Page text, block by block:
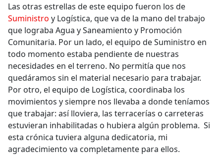
Las otras estrellas de este equipo fueron los de
Suministro y Logística, que va de la mano del trabajo
que lograba Agua y Saneamiento y Promoción
Comunitaria. Por un lado, el equipo de Suministro en
todo momento estaba pendiente de nuestras
necesidades en el terreno. No permitía que nos
quedáramos sin el material necesario para trabajar.
Por otro, el equipo de Logística, coordinaba los
movimientos y siempre nos llevaba a donde teníamos
que trabajar: así lloviera, las terracerías o carreteras
estuvieran inhabilitadas o hubiera algún problema. Si
esta crónica tuviera alguna dedicatoria, mi
agradecimiento va completamente para ellos.